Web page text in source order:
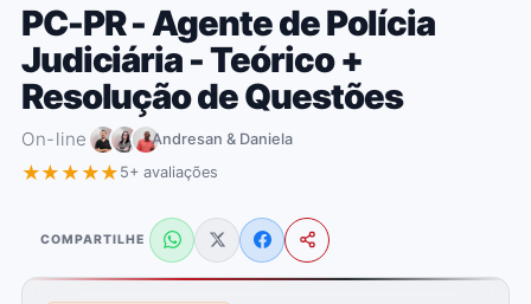
PC-PR - Agente de Polícia
Judiciária - Teórico +
Resolução de Questões
On-line Andresan & Daniela
★★★★★ 5+ avaliações
COMPARTILHE